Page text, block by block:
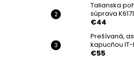
Talianska
súprava
€44
Prešívaná,
kapucňou IT-
€55